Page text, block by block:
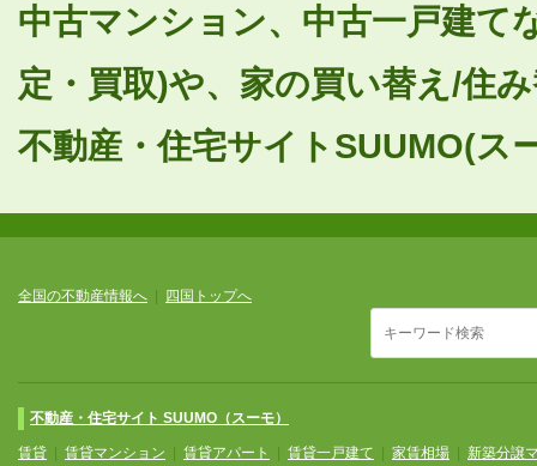
中古マンション、中古一戸建て
定・買取)や、家の買い替え/住
不動産・住宅サイトSUUMO(ス
全国の不動産情報へ 四国トップへ
不動産・住宅サイト SUUMO（スーモ）
賃貸 賃貸マンション 賃貸アパート 賃貸一戸建て 家賃相場
新築分譲